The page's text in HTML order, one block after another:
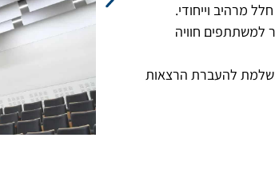
מרהיב וייחודי.
למשתתפים חוויה
מושלמת להעברת הרצאות